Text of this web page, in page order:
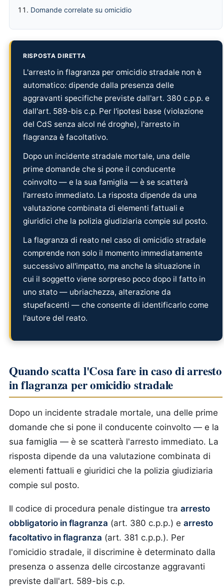
Domande correlate su omicidio
RISPOSTA DIRETTA
L'arresto in flagranza per omicidio stradale non è
automatico: dipende dalla presenza delle
aggravanti specifiche previste dall'art. 380 c.p.p. e
dall'art. 589-bis c.p. Per l'ipotesi base (violazione
del CdS senza alcol né droghe), l'arresto in
flagranza è facoltativo.
Dopo un incidente stradale mortale, una delle
prime domande che si pone il conducente
coinvolto — e la sua famiglia — è se scatterà
l'arresto immediato. La risposta dipende da una
valutazione combinata di elementi fattuali e
giuridici che la polizia giudiziaria compie sul posto.
La flagranza di reato nel caso di omicidio stradale
comprende non solo il momento immediatamente
successivo all'impatto, ma anche la situazione in
cui il soggetto viene sorpreso poco dopo il fatto in
uno stato — ubriachezza, alterazione da
stupefacenti — che consente di identificarlo come
l'autore del reato.
Quando scatta l'Cosa fare in caso di arresto
in flagranza per omicidio stradale
Dopo un incidente stradale mortale, una delle prime
domande che si pone il conducente coinvolto — e la
sua famiglia — è se scatterà l'arresto immediato. La
risposta dipende da una valutazione combinata di
elementi fattuali e giuridici che la polizia giudiziaria
compie sul posto.
Il codice di procedura penale distingue tra arresto
obbligatorio in flagranza (art. 380 c.p.p.) e arresto
facoltativo in flagranza (art. 381 c.p.p.). Per
l'omicidio stradale, il discrimine è determinato dalla
presenza o assenza delle circostanze aggravanti
previste dall'art. 589-bis c.p.